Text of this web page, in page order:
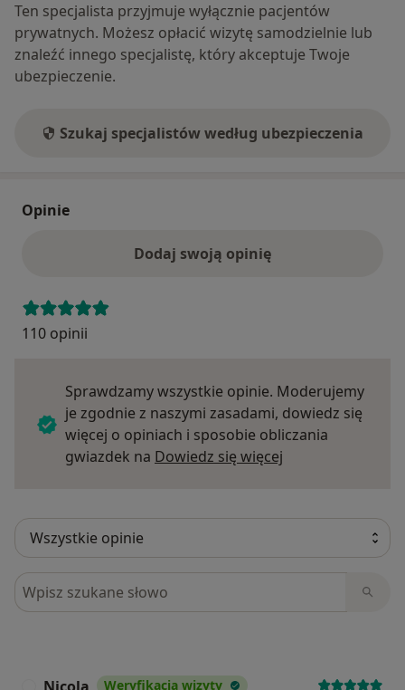
Ten specjalista przyjmuje wyłącznie pacjentów
prywatnych. Możesz opłacić wizytę samodzielnie lub
znaleźć innego specjalistę, który akceptuje Twoje
ubezpieczenie.
Szukaj specjalistów według ubezpieczenia
Opinie
Dodaj swoją opinię
110 opinii
Sprawdzamy wszystkie opinie. Moderujemy
je zgodnie z naszymi zasadami, dowiedz się
więcej o opiniach i sposobie obliczania
gwiazdek na Dowiedz się więcej
Szukaj w opiniach
Weryfikacja wizyty